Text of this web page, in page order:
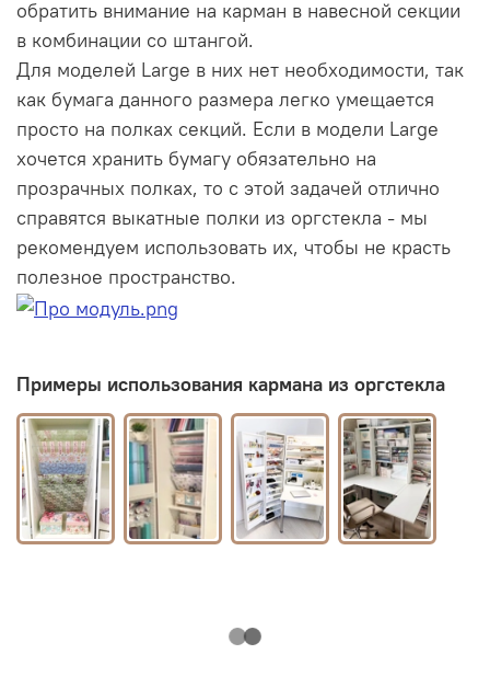
обратить внимание на карман в навесной секции
в комбинации со штангой.
Для моделей Large в них нет необходимости, так
как бумага данного размера легко умещается
просто на полках секций. Если в модели Large
хочется хранить бумагу обязательно на
прозрачных полках, то с этой задачей отлично
справятся выкатные полки из оргстекла - мы
рекомендуем использовать их, чтобы не красть
полезное пространство.
Примеры использования кармана из оргстекла